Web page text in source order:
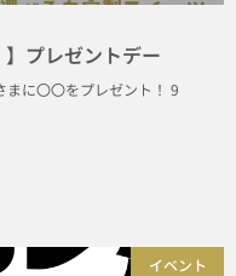
プレゼントデー
に〇〇をプレゼント！ 9
イベント